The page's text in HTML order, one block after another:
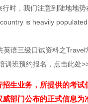
时，我们注意到陆地地势
is heavily
英语三级口试资料之Travel
训班预约报名，点击此处
生业务，所提供的考试
部门公布的正式信息为